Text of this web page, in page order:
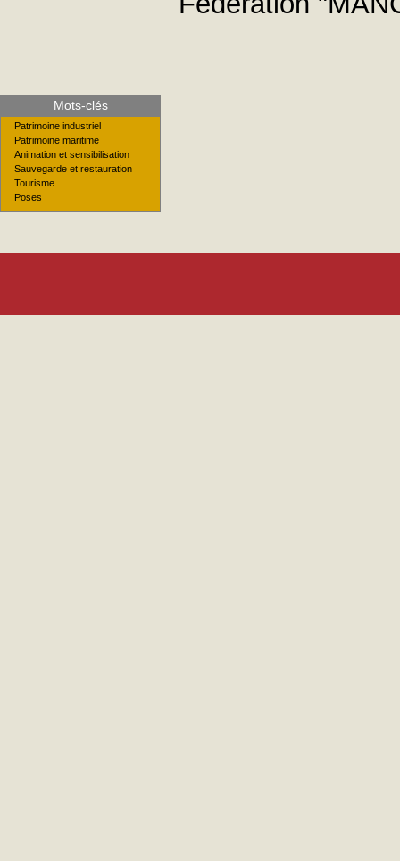
Mots-clés
Patrimoine industriel
Patrimoine maritime
Animation et sensibilisation
Sauvegarde et restauration
Tourisme
Poses